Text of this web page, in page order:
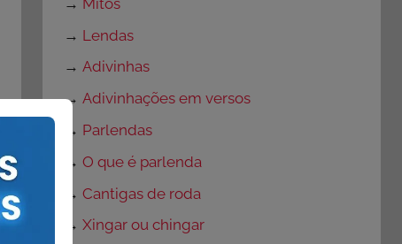
→ Lendas
→Adivinhas
→Adivinhações em versos
→ Parlendas
→O que é parlenda
→Cantigas de roda
→Xingar ou chingar